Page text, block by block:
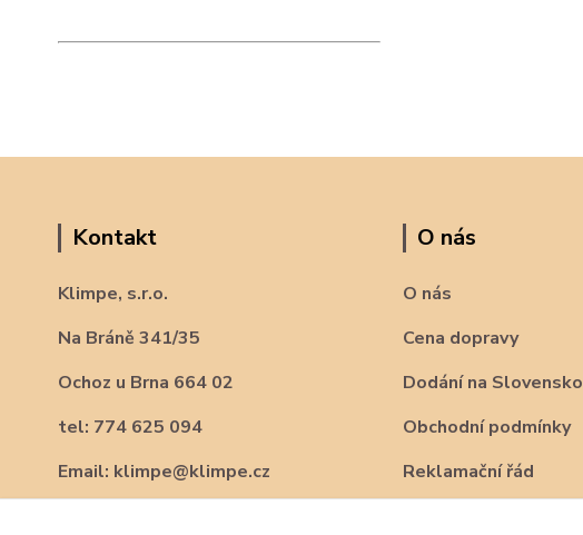
Kontakt
Klimpe, s.r.o.
Na Bráně 341/35
Ochoz u Brna 664 02
tel: 774 625 094
Email: klimpe@klimpe.cz
O nás
O nás
Cena dopravy
Dodání na Slovensko
Obchodní podmínky
Reklamační řád